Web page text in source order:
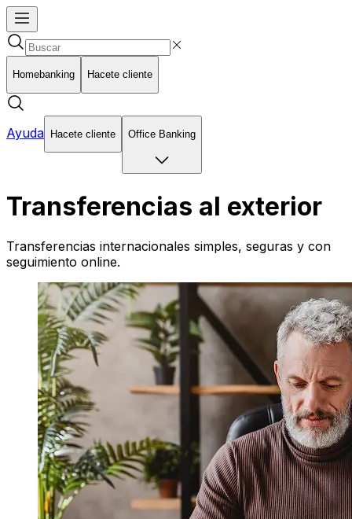
Homebanking Hacete cliente
Ayuda Hacete cliente Office Banking
Transferencias al exterior
Transferencias internacionales simples, seguras y con
seguimiento online.